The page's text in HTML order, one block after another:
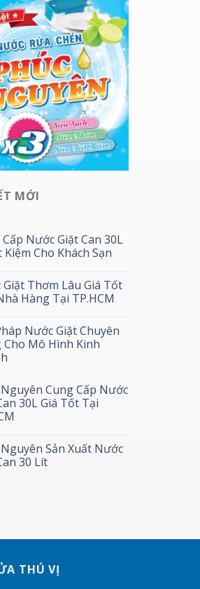
MỚI
Nước Giặt Can 30L
Kiệm Cho Khách Sạn
Giặt Thơm Lâu Giá Tốt
Hàng Tại TP.HCM
Nước Giặt Chuyên
Cho Mô Hình Kinh
Cung Cấp Nước
30L Giá Tốt Tại
Sản Xuất Nước
30 Lít
THÚ VỊ